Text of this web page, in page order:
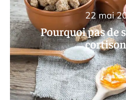
Pourquoi pas de
22 mai